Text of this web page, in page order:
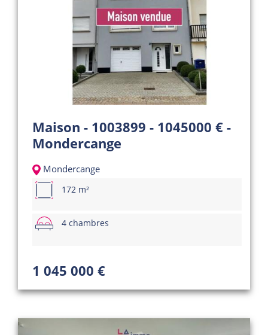
Maison - 1003899 - 1045000 € -
Mondercange
Mondercange
172 m²
4 chambres
1 045 000 €